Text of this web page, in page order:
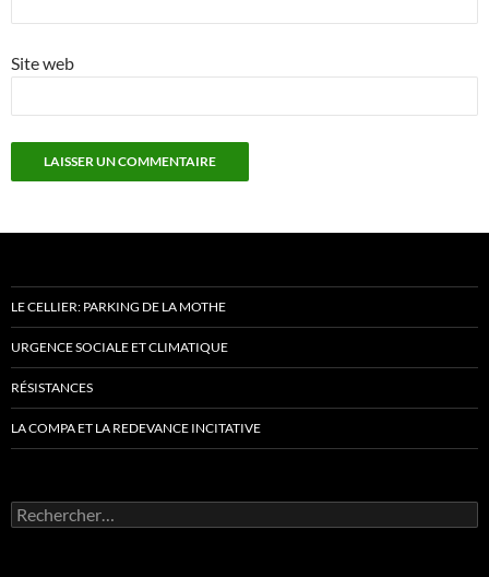
Site web
LE CELLIER: PARKING DE LA MOTHE
URGENCE SOCIALE ET CLIMATIQUE
RÉSISTANCES
LA COMPA ET LA REDEVANCE INCITATIVE
Rechercher :